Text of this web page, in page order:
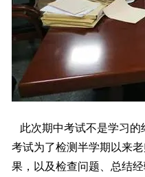
此次期中考试不是学习的
考试为了检测半学期以来
果，以及检查问题、总结